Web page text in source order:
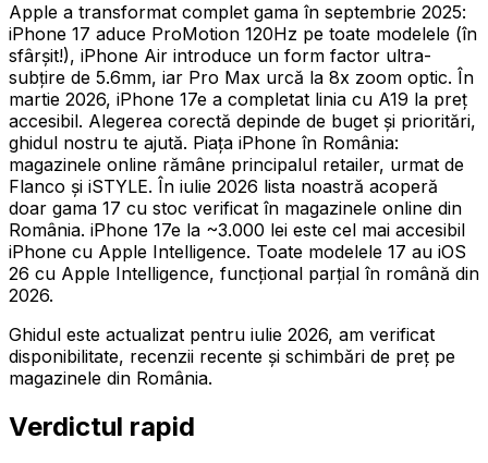
Apple a transformat complet gama în septembrie 2025:
iPhone 17 aduce ProMotion 120Hz pe toate modelele (în
sfârșit!), iPhone Air introduce un form factor ultra-
subțire de 5.6mm, iar Pro Max urcă la 8x zoom optic. În
martie 2026, iPhone 17e a completat linia cu A19 la preț
accesibil. Alegerea corectă depinde de buget și prioritări,
ghidul nostru te ajută. Piața iPhone în România:
magazinele online rămâne principalul retailer, urmat de
Flanco și iSTYLE. În iulie 2026 lista noastră acoperă
doar gama 17 cu stoc verificat în magazinele online din
România. iPhone 17e la ~3.000 lei este cel mai accesibil
iPhone cu Apple Intelligence. Toate modelele 17 au iOS
26 cu Apple Intelligence, funcțional parțial în română din
2026.
Ghidul este actualizat pentru iulie 2026, am verificat
disponibilitate, recenzii recente și schimbări de preț pe
magazinele din România.
Verdictul rapid